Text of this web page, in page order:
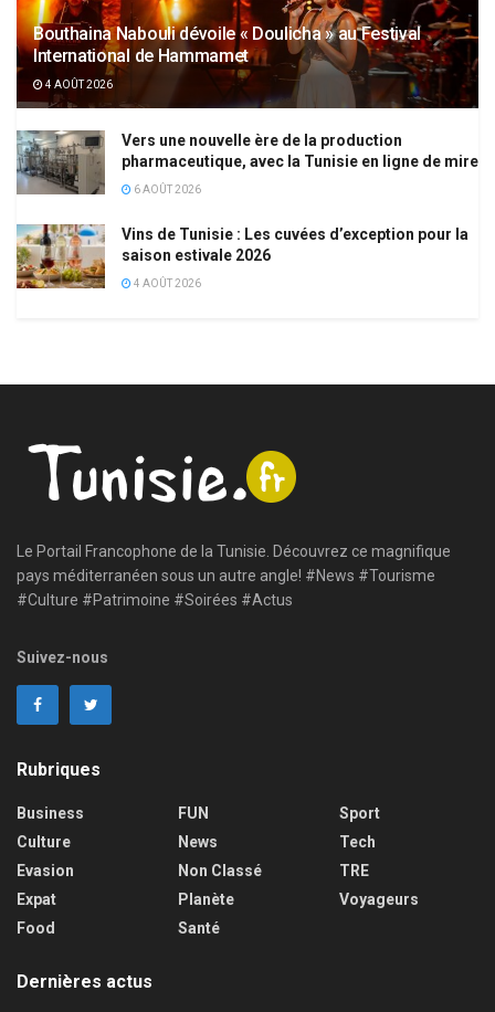
Bouthaina Nabouli dévoile « Doulicha » au Festival
International de Hammamet
4 AOÛT 2026
Vers une nouvelle ère de la production
pharmaceutique, avec la Tunisie en ligne de mire
6 AOÛT 2026
Vins de Tunisie : Les cuvées d’exception pour la
saison estivale 2026
4 AOÛT 2026
Le Portail Francophone de la Tunisie. Découvrez ce magnifique
pays méditerranéen sous un autre angle! #News #Tourisme
#Culture #Patrimoine #Soirées #Actus
Suivez-nous
Rubriques
Business
Culture
Evasion
Expat
Food
FUN
News
Non Classé
Planète
Santé
Sport
Tech
TRE
Voyageurs
Dernières actus